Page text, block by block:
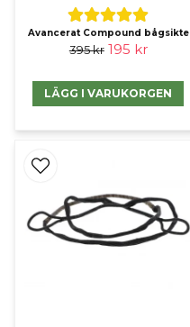
Avancerat Compound bågsikte
395 kr 195 kr
LÄGG I VARUKORGEN